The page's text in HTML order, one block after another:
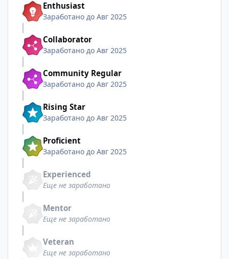
Enthusiast
Заработано до Авг 2025
Collaborator
Заработано до Авг 2025
Community Regular
Заработано до Авг 2025
Rising Star
Заработано до Авг 2025
Proficient
Заработано до Авг 2025
Experienced
Еще не заработано
Mentor
Еще не заработано
Veteran
Еще не заработано